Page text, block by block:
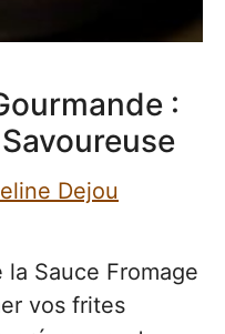
:
Dejou
Sauce Fromage
vos frites